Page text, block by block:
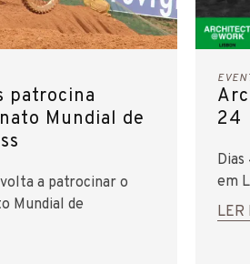
patrocina
Mundial de
a patrocinar o
Mundial de
que se realiza
Internacional de
24
em
indo
LER